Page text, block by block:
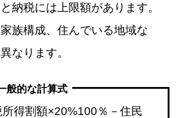
納税には上限額があります。
家族構成、住んでいる地域な
なります。
般的な計算式
得割額×20%100％－住民